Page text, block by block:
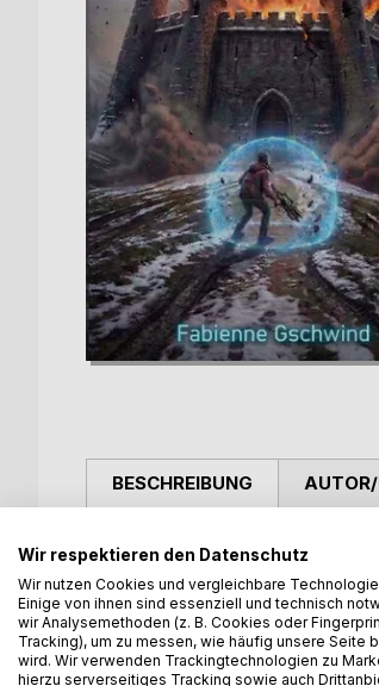
BESCHREIBUNG
Ajja lives to serve the court.
the other hand, is a loud,
When their worlds collide, Ajja
community of followers for
Caught between sacred oaths
up in flames for the sake of a
Wir respektieren den Datenschutz
Wir nutzen Cookies und vergleichbare
Einige von ihnen sind essenziell und technisch
wir Analysemethoden (z. B. Cookies oder
Tracking), um zu messen, wie häufig unsere Seite
wird. Wir verwenden Trackingtechnologien zu
hierzu serverseitiges Tracking sowie auch